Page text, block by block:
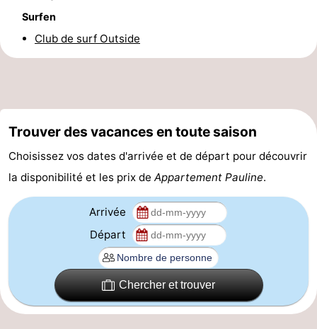
Forum
Route
Tram
du
littoral
Adresses
Médicales
Région
Flandre-
Gand
-
Surfen
Club de surf Outside
Trouver des vacances en toute saison
Choisissez vos dates d'arrivée et de départ pour découvrir
la disponibilité et les prix de Appartement Pauline.
Arrivée
Départ
Chercher et trouver